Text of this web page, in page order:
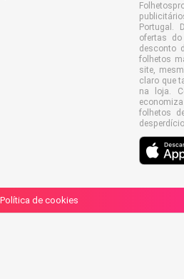
Portugal.
ofertas
desconto
folhetos
site,
claro que
na loja.
folhetos
Política de cookies